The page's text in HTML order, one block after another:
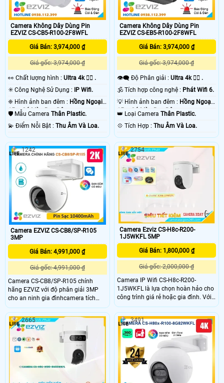
Camera Không Dây Dùng Pin
EZVIZ CS-CB5-R100-2F8WFL
Giá Bán: 3,974,000 ₫
Giá gốc: 3,974,000 ₫
️👀 Chất lượng hình : Ultra 4k 👍🏾 .
✳️ Công Nghệ Sử Dụng : IP Wifi.
❈ Hình ảnh ban đêm : Hồng Ngoại
15m Có Màu Ban Ðêm.
🛡 Mẫu Camera Thân Plastic.
️💫 Điểm Nỗi Bật : Thu Âm Và Loa.
Camera Không Dây Dùng Pin
EZVIZ CS-EB5-R100-2F8WFL
Giá Bán: 3,974,000 ₫
Giá gốc: 3,974,000 ₫
👁️‍🗨 Độ Phân giải :Ultra 4k 👍🏾 .
🕉️ Tích hợp công nghệ : Phát Wifi 6.
💡 Hình ảnh ban đêm : Hồng Ngoại
15m Có Màu Ban Ðêm.
👑 Loại CameraThân Plastic.
️💠 Tích Hợp :Thu Âm Và Loa.
Camera EZVIZ CS-CB8/SP-R105
3MP
Giá Bán: 4,991,000 ₫
Giá gốc: 4,991,000 ₫
Camera CS-CB8/SP-R105 chính
hãng EZVIZ với độ phân giải 3MP
cho an ninh gia đìnhcamera tích
hợp tấm pin 10400mAh, hoạt động
tới 210 ngày, hỗ trợ quay 340°
ngang và 65° dọc, cùng tính năng
phát hiện chuyển động thông minh.
Với khả năng đàm thoại hai chiều,
khe thẻ nhớ 256GB, hồng ngoại 15m
và chuẩn IP65, đây là giải pháp
toàn diện cho mọi nhu cầu giám sát
1242
Camera Ezviz CS-H8c-R200-
1J5WKFL 5MP
Giá Bán: 1,800,000 ₫
Giá gốc: 2,000,000 ₫
Camera IP Wifi CS-H8c-R200-
1J5WKFL là lựa chọn hoàn hảo cho
công trình giá rẻ hoặc gia đình. Với
độ phân giải sắc nét lên đến 5.0
megapixel, bạn sẽ có cơ hội quan
sát mọi chi tiết một cách rõ ràng.
Đặc biệt, tính năng Full Color cho
phép xem ban đêm như ban ngày
trong khoảng cách 20m, tiết kiệm và
thuận tiện hơn
2754
2665 3491